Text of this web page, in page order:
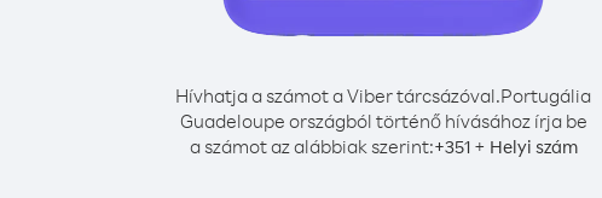
Hívhatja a számot a Viber tárcsázóval.Portugália
Guadeloupe országból történő hívásához írja be
a számot az alábbiak szerint:+351+ Helyi szám